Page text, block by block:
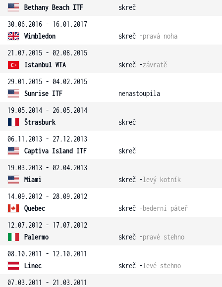
Bethany Beach ITF
skreč
30.06.2016 - 16.01.2017
Wimbledon
skreč -pravá noha
21.07.2015 - 02.08.2015
Istanbul WTA
skreč -závratě
29.01.2015 - 04.02.2015
Sunrise ITF
nenastoupila
19.05.2014 - 26.05.2014
Štrasburk
skreč
06.11.2013 - 27.12.2013
Captiva Island ITF
skreč
19.03.2013 - 02.04.2013
Miami
skreč -levý kotník
14.09.2012 - 28.09.2012
Quebec
skreč -bederní páteř
12.07.2012 - 17.07.2012
Palermo
skreč -pravé stehno
08.10.2011 - 12.10.2011
Linec
skreč -levé stehno
07.03.2011 - 21.03.2011